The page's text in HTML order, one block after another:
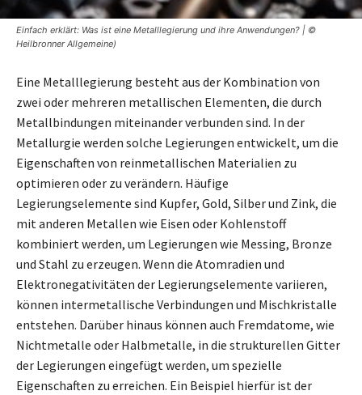
Einfach erklärt: Was ist eine Metalllegierung und ihre Anwendungen? | ©
Heilbronner Allgemeine)
Eine Metalllegierung besteht aus der Kombination von
zwei oder mehreren metallischen Elementen, die durch
Metallbindungen miteinander verbunden sind. In der
Metallurgie werden solche Legierungen entwickelt, um die
Eigenschaften von reinmetallischen Materialien zu
optimieren oder zu verändern. Häufige
Legierungselemente sind Kupfer, Gold, Silber und Zink, die
mit anderen Metallen wie Eisen oder Kohlenstoff
kombiniert werden, um Legierungen wie Messing, Bronze
und Stahl zu erzeugen. Wenn die Atomradien und
Elektronegativitäten der Legierungselemente variieren,
können intermetallische Verbindungen und Mischkristalle
entstehen. Darüber hinaus können auch Fremdatome, wie
Nichtmetalle oder Halbmetalle, in die strukturellen Gitter
der Legierungen eingefügt werden, um spezielle
Eigenschaften zu erreichen. Ein Beispiel hierfür ist der